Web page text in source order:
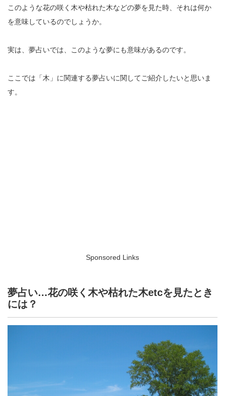
このような花の咲く木や枯れた木などの夢を見た時、それは何か
を意味しているのでしょうか。
実は、夢占いでは、このような夢にも意味があるのです。
ここでは「木」に関連する夢占いに関してご紹介したいと思いま
す。
Sponsored Links
夢占い…花の咲く木や枯れた木etcを見たとき
には？